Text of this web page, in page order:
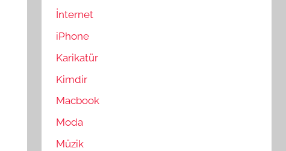
İnternet
iPhone
Karikatür
Kimdir
Macbook
Moda
Müzik